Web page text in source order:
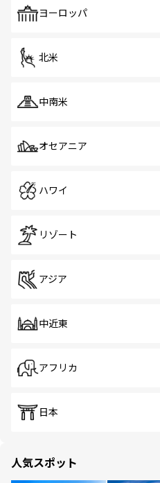
で、ホーカーズは地元
ヨーロッパ
北米
中南米
オセアニア
ハワイ
リゾート
アジア
中近東
アフリカ
日本
人気スポット